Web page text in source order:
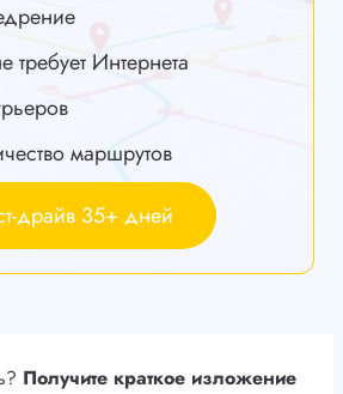
требует Интернета
маршрутов
драйв 35+ дней
Получите краткое изложение